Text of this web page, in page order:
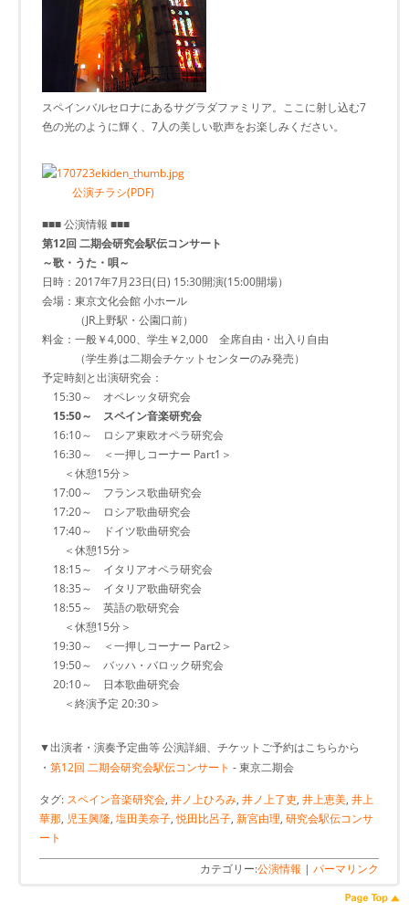
スペインバルセロナにあるサグラダファミリア。ここに射し込む7
色の光のように輝く、7人の美しい歌声をお楽しみください。
公演チラシ(PDF)
■■■ 公演情報 ■■■
第12回 二期会研究会駅伝コンサート
～歌・うた・唄～
日時：2017年7月23日(日) 15:30開演(15:00開場）
会場：東京文化会館 小ホール
（JR上野駅・公園口前）
料金：一般￥4,000、学生￥2,000 全席自由・出入り自由
（学生券は二期会チケットセンターのみ発売）
予定時刻と出演研究会：
15:30～ オペレッタ研究会
15:50～ スペイン音楽研究会
16:10～ ロシア東欧オペラ研究会
16:30～ ＜一押しコーナー Part1＞
＜休憩15分＞
17:00～ フランス歌曲研究会
17:20～ ロシア歌曲研究会
17:40～ ドイツ歌曲研究会
＜休憩15分＞
18:15～ イタリアオペラ研究会
18:35～ イタリア歌曲研究会
18:55～ 英語の歌研究会
＜休憩15分＞
19:30～ ＜一押しコーナー Part2＞
19:50～ バッハ・バロック研究会
20:10～ 日本歌曲研究会
＜終演予定 20:30＞
▼出演者・演奏予定曲等 公演詳細、チケットご予約はこちらから
・ 第12回 二期会研究会駅伝コンサート - 東京二期会
タグ: スペイン音楽研究会, 井ノ上ひろみ, 井ノ上了吏, 井上恵美, 井上
華那, 児玉興隆, 塩田美奈子,悦田比呂子, 新宮由理, 研究会駅伝コンサ
ート
カテゴリー:公演情報 | パーマリンク